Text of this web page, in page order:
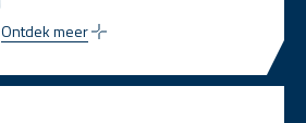
Ontdek meer